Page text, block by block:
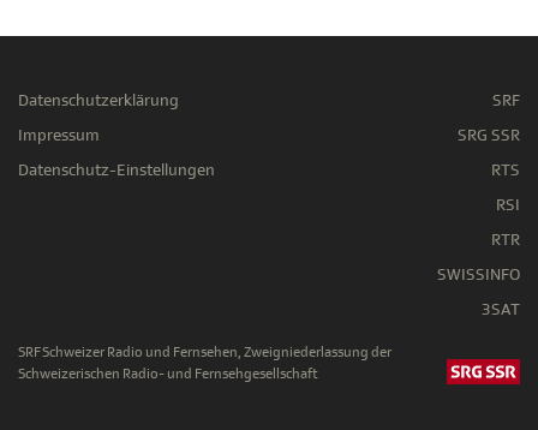
Datenschutzerklärung
Impressum
Datenschutz-Einstellungen
SRF
SRG SSR
RTS
RSI
RTR
SWISSINFO
3SAT
SRF Schweizer Radio und Fernsehen, Zweigniederlassung der
Schweizerischen Radio- und Fernsehgesellschaft